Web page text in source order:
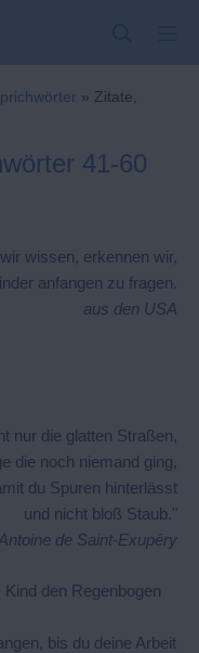
» Zitate,
41-60
wissen, erkennen wir,
anfangen zu fragen.
aus den USA
nur die glatten Straßen,
die noch niemand ging,
du Spuren hinterlässt
und nicht bloß Staub."
de Saint-Exupéry
den Regenbogen
bis du deine Arbeit